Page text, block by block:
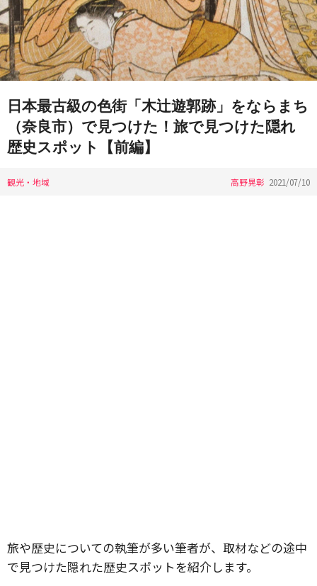
日本最古級の色街「木辻遊郭跡」をならまち
（奈良市）で見つけた！旅で見つけた隠れ
歴史スポット【前編】
観光・地域 高野晃彰 2021/07/10
旅や歴史についての執筆が多い筆者が、取材などの途中
で見つけた隠れた歴史スポットを紹介します。